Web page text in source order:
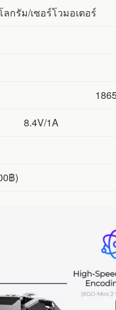
ลกรัม/เซอร์โวมอเตอร์
8.4V/1A
฿)